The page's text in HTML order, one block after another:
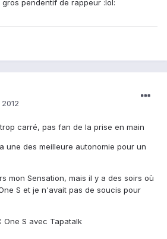
pendentif de rappeur :lol:
carré, pas fan de la prise en main
une des meilleure autonomie pour un
mon Sensation, mais il y a des soirs où
S et je n'avait pas de soucis pour
One S avec Tapatalk